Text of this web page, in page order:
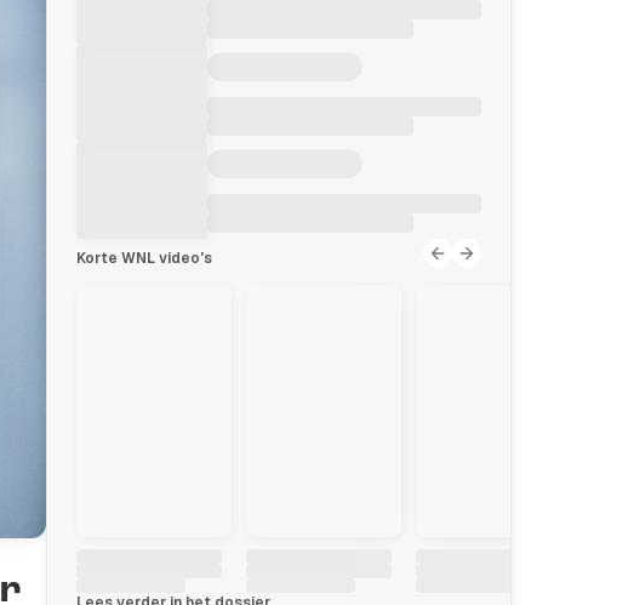
Korte WNL video's